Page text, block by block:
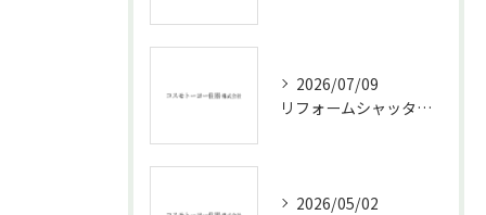
2026/07/09
リフォームシャッターで叶える台風対策の効果的方法
2026/05/02